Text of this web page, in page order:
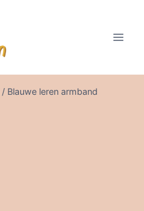
/ Blauwe leren armband